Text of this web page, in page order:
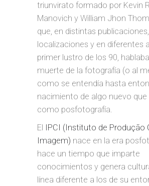
triunvirato formado por Kevin
Manovich y William Jhon
que, en distintas publicaciones,
localizaciones y en diferentes
primer lustro de los 90,
muerte de la fotografía (o al
como se entendía hasta
nacimiento de algo nuevo
como posfotografía.
El
IPCI (Instituto de Produção
Imagem) nace en la era
hace un tiempo que imparte
conocimientos y genera
línea diferente a los de su